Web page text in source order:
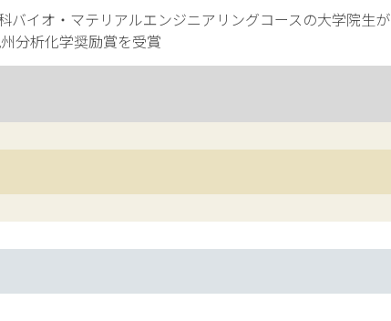
バイオ・マテリアルエンジニアリングコースの大学院生が
分析化学奨励賞を受賞